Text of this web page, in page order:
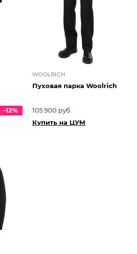
-12%
WOOLRICH
Пуховая парка Woolrich
105 900 руб.
Купить на ЦУМ